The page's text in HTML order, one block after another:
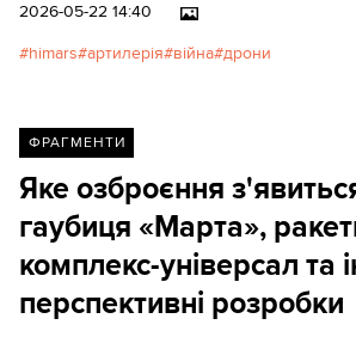
боєприпасів і
полковник
Кевлюк. Далі
2026-05-22 14:40
himars артилерія війна дрони
ФРАГМЕНТИ
Яке озброєння
гаубиця «Марта»,
комплекс-універсал та
перспективні розробки